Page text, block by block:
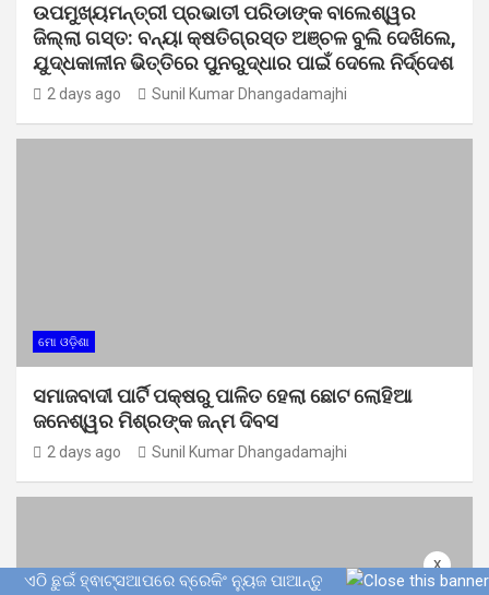
x
ଉପମୁଖ୍ୟମନ୍ତ୍ରୀ ପ୍ରଭାତୀ ପରିଡାଙ୍କ ବାଲେଶ୍ୱର
ଜିଲ୍ଲା ଗସ୍ତ: ବନ୍ୟା କ୍ଷତିଗ୍ରସ୍ତ ଅଞ୍ଚଳ ବୁଲି ଦେଖିଲେ,
ଯୁଦ୍ଧକାଳୀନ ଭିତ୍ତିରେ ପୁନରୁଦ୍ଧାର ପାଇଁ ଦେଲେ ନିର୍ଦ୍ଦେଶ
2 days ago Sunil Kumar Dhangadamajhi
ମୋ ଓଡ଼ିଶା
ସମାଜବାଦୀ ପାର୍ଟି ପକ୍ଷରୁ ପାଳିତ ହେଲା ଛୋଟ ଲୋହିଆ
ଜନେଶ୍ୱର ମିଶ୍ରଙ୍କ ଜନ୍ମ ଦିବସ
2 days ago Sunil Kumar Dhangadamajhi
ଏଠି ଛୁଇଁ ହ୍ଵାଟ୍ସଆପରେ ବ୍ରେକିଂ ନ୍ୟୁଜ ପାଆନ୍ତୁ